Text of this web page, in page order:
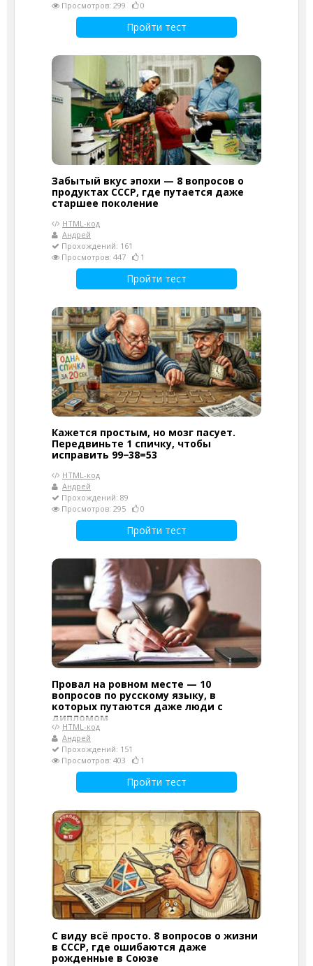
Просмотров: 299 0
Пройти тест
Забытый вкус эпохи — 8 вопросов о
продуктах СССР, где путается даже
старшее поколение
HTML-код
Андрей
Прохождений: 161
Просмотров: 447
1
Пройти тест
Кажется простым, но мозг пасует.
Передвиньте 1 спичку, чтобы
исправить 99−38=53
HTML-код
Андрей
Прохождений: 89
Просмотров: 295
0
Пройти тест
Провал на ровном месте — 10
вопросов по русскому языку, в
которых путаются даже люди с
дипломом
HTML-код
Андрей
Прохождений: 151
Просмотров: 403
1
Пройти тест
С виду всё просто. 8 вопросов о жизни
в СССР, где ошибаются даже
рожденные в Союзе